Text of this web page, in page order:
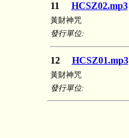
11 HCSZ02.mp3
黃財神咒
發行單位:
12 HCSZ01.mp3
黃財神咒
發行單位: